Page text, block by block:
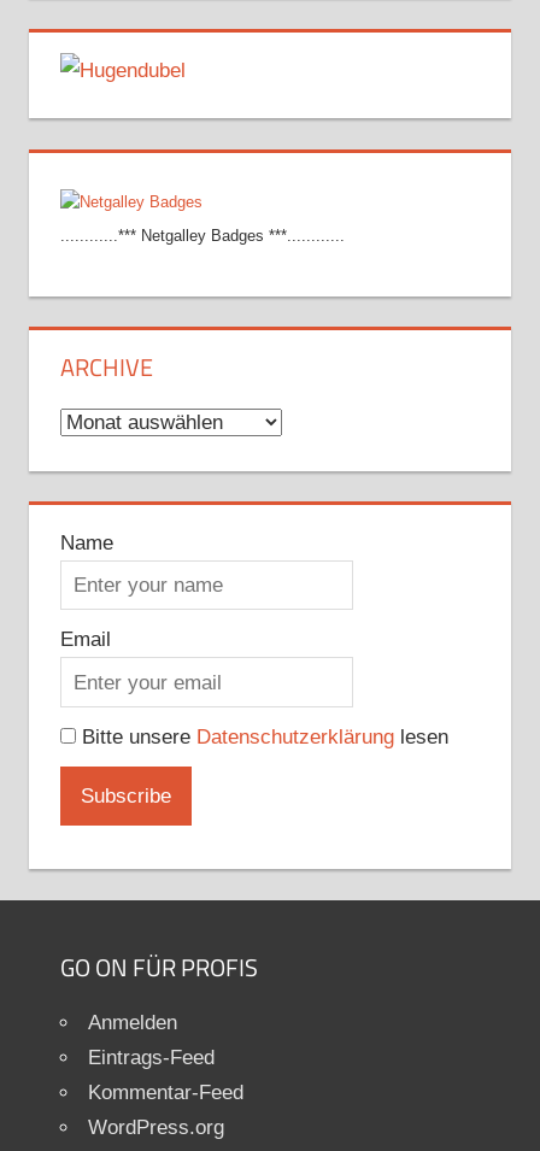
............*** Netgalley Badges ***............
ARCHIVE
Archive
Name
Email
Bitte unsere Datenschutzerklärunglesen
GO ON FÜR PROFIS
Anmelden
Eintrags-Feed
Kommentar-Feed
WordPress.org